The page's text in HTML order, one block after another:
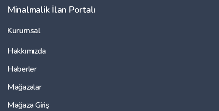
Minalmalik İlan Portalı
Kurumsal
Hakkımızda
Haberler
Mağazalar
Mağaza Giriş